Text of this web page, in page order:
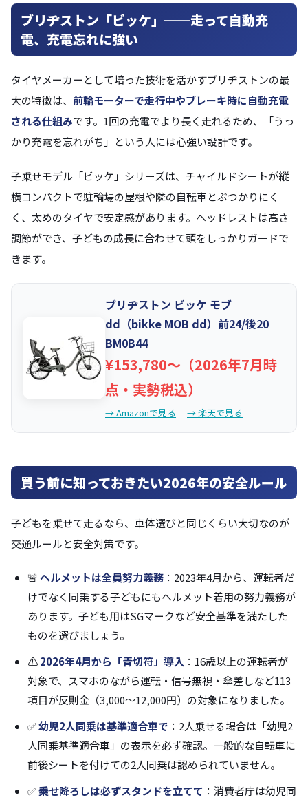
ブリヂストン「ビッケ」──走って自動充
電、充電忘れに強い
タイヤメーカーとして培った技術を活かすブリヂストンの最
大の特徴は、 前輪モーターで走行中やブレーキ時に自動充電
される仕組みです。1回の充電でより長く走れるため、「うっ
かり充電を忘れがち」という人には心強い設計です。
子乗せモデル「ビッケ」シリーズは、チャイルドシートが縦
横コンパクトで駐輪場の屋根や隣の自転車とぶつかりにく
く、太めのタイヤで安定感があります。ヘッドレストは高さ
調節ができ、子どもの成長に合わせて頭をしっかりガードで
きます。
ブリヂストン ビッケ モブ
dd（bikke MOB dd）前24/後20
BM0B44
¥153,780〜（2026年7月時
点・実勢税込）
→ Amazonで見る → 楽天で見る
買う前に知っておきたい2026年の安全ルール
子どもを乗せて走るなら、車体選びと同じくらい大切なのが
交通ルールと安全対策です。
🚨 ヘルメットは全員努力義務 ：2023年4月から、運転者だ
けでなく同乗する子どもにもヘルメット着用の努力義務が
あります。子ども用はSGマークなど安全基準を満たした
ものを選びましょう。
⚠️2026年4月から「青切符」導入 ：16歳以上の運転者が
対象で、スマホのながら運転・信号無視・傘差しなど113
項目が反則金（3,000〜12,000円）の対象になりました。
✅幼児2人同乗は基準適合車で ：2人乗せる場合は「幼児2
人同乗基準適合車」の表示を必ず確認。一般的な自転車に
前後シートを付けての2人同乗は認められていません。
✅乗せ降ろしは必ずスタンドを立てて ：消費者庁は幼児同